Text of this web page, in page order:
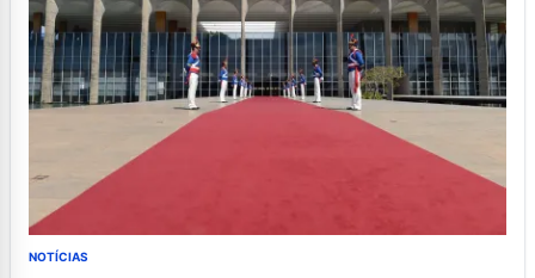
NOTÍCIAS